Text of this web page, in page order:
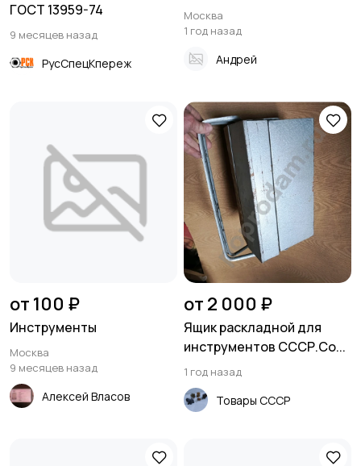
ГОСТ 13959-74
9 месяцев назад
РусСпецКпереж
Москва
1 год назад
Андрей
от 100 ₽
Инструменты
Москва
9 месяцев назад
Алексей Власов
от 2 000 ₽
Ящик раскладной для
инструментов СССР.Со...
1 год назад
Товары СССР